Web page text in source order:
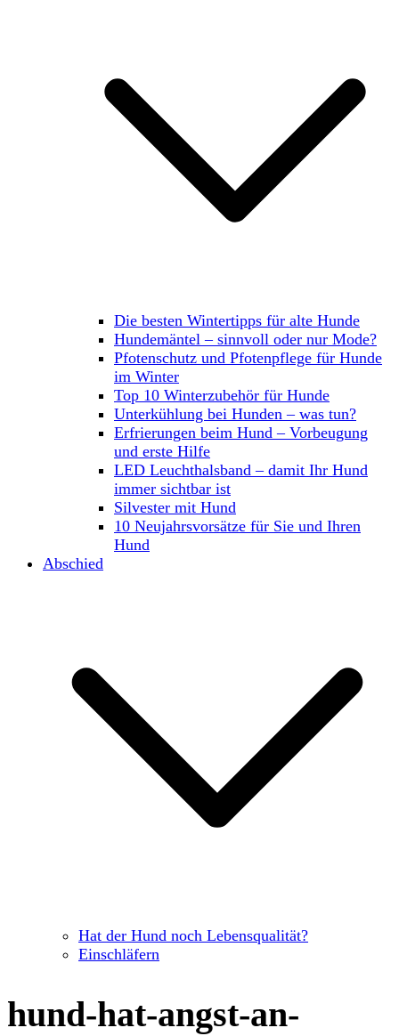
Die besten Wintertipps für alte Hunde
Hundemäntel – sinnvoll oder nur Mode?
Pfotenschutz und Pfotenpflege für Hunde
im Winter
Top 10 Winterzubehör für Hunde
Unterkühlung bei Hunden – was tun?
Erfrierungen beim Hund – Vorbeugung
und erste Hilfe
LED Leuchthalsband – damit Ihr Hund
immer sichtbar ist
Silvester mit Hund
10 Neujahrsvorsätze für Sie und Ihren
Hund
Abschied
Hat der Hund noch Lebensqualität?
Einschläfern
hund-hat-angst-an-